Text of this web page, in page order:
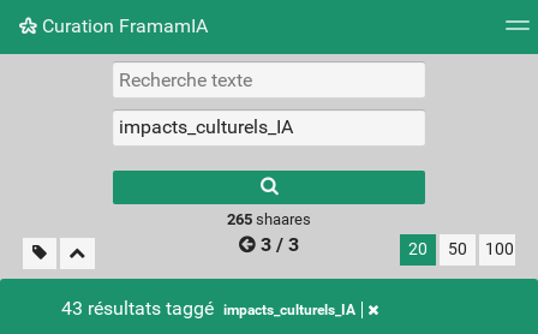
Curation FramamIA
Nuage de tags Mur d'images
265shaares
3 / 3 20 50 100
43 résultats taggé impacts_culturels_IA